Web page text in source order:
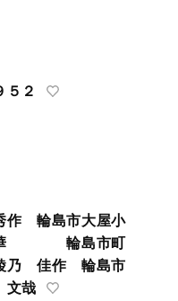
５２
作 輪島市大屋小
輪島市町
乃 佳作 輪島市
哉